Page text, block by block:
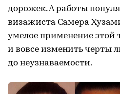
дорожек. А работы
визажиста Самера
умелое применение этой
и вовсе изменить черты
до неузнаваемости.